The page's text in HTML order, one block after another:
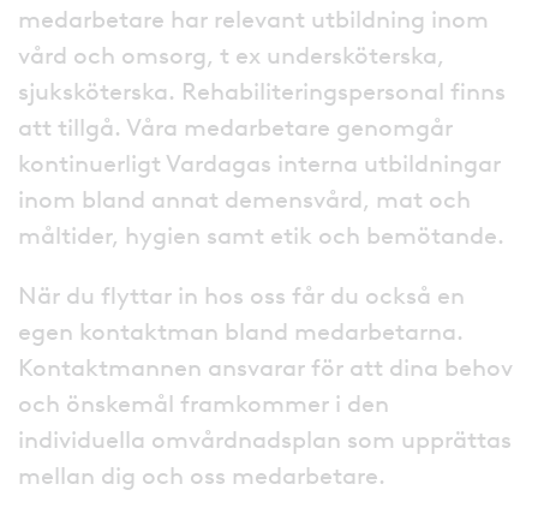
medarbetare har relevant utbildning inom
vård och omsorg, t ex undersköterska,
sjuksköterska. Rehabiliteringspersonal finns
att tillgå. Våra medarbetare genomgår
kontinuerligt Vardagas interna utbildningar
inom bland annat demensvård, mat och
måltider, hygien samt etik och bemötande.
När du flyttar in hos oss får du också en
egen kontaktman bland medarbetarna.
Kontaktmannen ansvarar för att dina behov
och önskemål framkommer i den
individuella omvårdnadsplan som upprättas
mellan dig och oss medarbetare.